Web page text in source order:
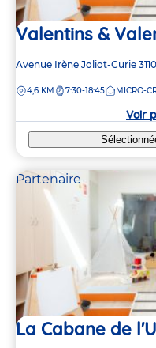
Valentins &
Adresse
la
Avenue Irène Joliot-Curie
DISTANCE
4,6 KM 7:30-18:45 MICRO-
Voir
Partenaire
La Cabane de